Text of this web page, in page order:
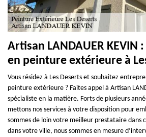
Artisan LANDAUER KEVIN
en peinture extérieure à
Vous résidez à Les Deserts et souhaitez
peinture extérieure ? Faites appel à Artisan
spécialiste en la matière. Forts de plusieurs
mettons nos services à votre disposition pour
sommes de loin votre meilleur prestataire dans
dans votre ville, nous sommes en mesure